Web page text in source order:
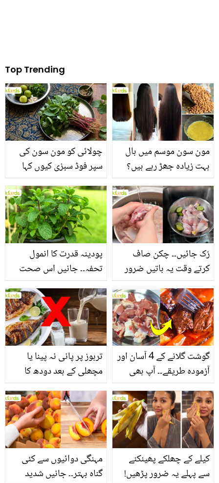
Top Trending
چولائی کو مون سون کی
سپر فوڈ سبزی کیوں کہا
منرلز اور اینٹی آکسیڈنٹس
سے بھرپور اس سبزی کے
فائدے
مون سون موسم میں بال
بہت زیادہ جھڑ رہے ہیں؟
بنانے کے چند قدرتی طریقے
پودینہ قدرت کا انمول
تحفہ۔۔ جانیں اس صحت
انگیز طبی فوائد
رُک جائیں۔۔ چکن صاف
کرتے وقت یہ باتیں ضرور
تربوز پر پانی نہ پینا یا
مچھلی کے بعد دودھ کا
سے متعلق غلط فہمیوں کی
حقیقت کیا ہے اور افواہ
کیا؟
گوشت گلانے کے 4 آسان اور
آزمودہ طریقے۔۔ آپ بھی
بتائے راز
مہنگی دوائیوں سے کئی
گناہ بہتر۔۔ جانیں شدید
کیلے کے چھلکے پھینکنے
سے پہلے یہ ضرور پڑھیں!